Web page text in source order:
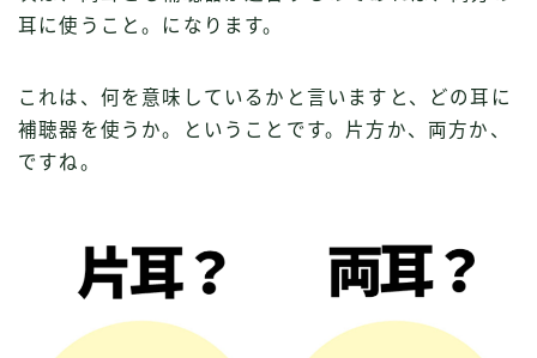
耳に使うこと。になります。
これは、何を意味しているかと言いますと、どの耳に
補聴器を使うか。ということです。片方か、両方か、
ですね。